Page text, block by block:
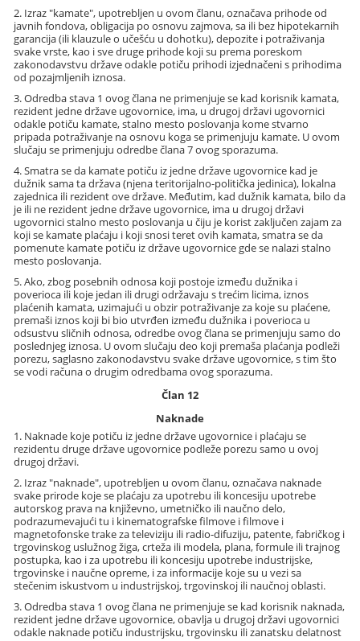
2. Izraz "kamate", upotrebljen u ovom članu, označava prihode od
javnih fondova, obligacija po osnovu zajmova, sa ili bez hipotekarnih
garancija (ili klauzule o učešću u dohotku), depozite i potraživanja
svake vrste, kao i sve druge prihode koji su prema poreskom
zakonodavstvu države odakle potiču prihodi izjednačeni s prihodima
od pozajmljenih iznosa.
3. Odredba stava 1 ovog člana ne primenjuje se kad korisnik kamata,
rezident jedne države ugovornice, ima, u drugoj državi ugovornici
odakle potiču kamate, stalno mesto poslovanja kome stvarno
pripada potraživanje na osnovu koga se primenjuju kamate. U ovom
slučaju se primenjuju odredbe člana 7 ovog sporazuma.
4. Smatra se da kamate potiču iz jedne države ugovornice kad je
dužnik sama ta država (njena teritorijalno-politička jedinica), lokalna
zajednica ili rezident ove države. Međutim, kad dužnik kamata, bilo da
je ili ne rezident jedne države ugovornice, ima u drugoj državi
ugovornici stalno mesto poslovanja u čiju je korist zaključen zajam za
koji se kamate plaćaju i koji snosi teret ovih kamata, smatra se da
pomenute kamate potiču iz države ugovornice gde se nalazi stalno
mesto poslovanja.
5. Ako, zbog posebnih odnosa koji postoje između dužnika i
poverioca ili koje jedan ili drugi održavaju s trećim licima, iznos
plaćenih kamata, uzimajući u obzir potraživanje za koje su plaćene,
premaši iznos koji bi bio utvrđen između dužnika i poverioca u
odsustvu sličnih odnosa, odredbe ovog člana se primenjuju samo do
poslednjeg iznosa. U ovom slučaju deo koji premaša plaćanja podleži
porezu, saglasno zakonodavstvu svake države ugovornice, s tim što
se vodi računa o drugim odredbama ovog sporazuma.
Član 12
Naknade
1. Naknade koje potiču iz jedne države ugovornice i plaćaju se
rezidentu druge države ugovornice podleže porezu samo u ovoj
drugoj državi.
2. Izraz "naknade", upotrebljen u ovom članu, označava naknade
svake prirode koje se plaćaju za upotrebu ili koncesiju upotrebe
autorskog prava na književno, umetničko ili naučno delo,
podrazumevajući tu i kinematografske filmove i filmove i
magnetofonske trake za televiziju ili radio-difuziju, patente, fabričkog i
trgovinskog uslužnog žiga, crteža ili modela, plana, formule ili trajnog
postupka, kao i za upotrebu ili koncesiju upotrebe industrijske,
trgovinske i naučne opreme, i za informacije koje su u vezi sa
stečenim iskustvom u industrijskoj, trgovinskoj ili naučnoj oblasti.
3. Odredba stava 1 ovog člana ne primenjuje se kad korisnik naknada,
rezident jedne države ugovornice, obavlja u drugoj državi ugovornici
odakle naknade potiču industrijsku, trgovinsku ili zanatsku delatnost